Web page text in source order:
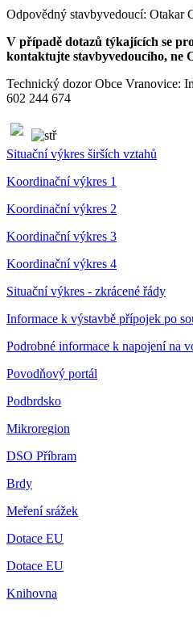
Odpovědný stavbyvedoucí: Otakar
V případě dotazů týkajících se
kontaktujte stavbyvedoucího, ne
Technický dozor Obce Vranovice:
602 244 674
Situační výkres širších vztahů
Koordinační výkres 1
Koordinační výkres 2
Koordinační výkres 3
Koordinační výkres 4
Situační výkres - zkrácené řády
Informace k výstavbě přípojek po
Podrobné informace k napojení na
Povodňový portál
Podbrdsko
Mikroregion
DSO Příbram
Brdy
Meření srážek
Dotace EU
Dotace EU
Knihovna